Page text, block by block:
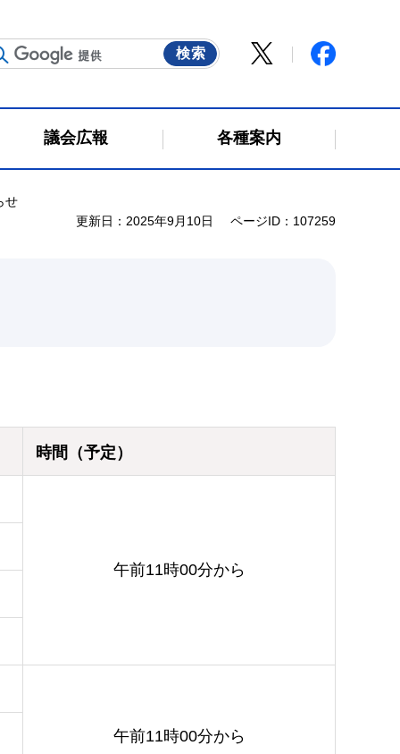
議会広報 各種案内
せ
更新日：2025年9月10日
ページID：107259
時間（予定）
午前11時00分から
午前11時00分から